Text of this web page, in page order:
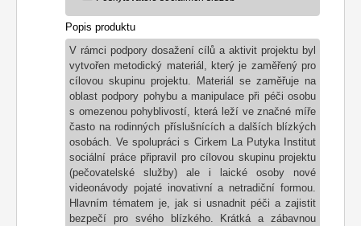
Popis produktu
V rámci podpory dosažení cílů a aktivit projektu byl
vytvořen metodický materiál, který je zaměřený pro
cílovou skupinu projektu. Materiál se zaměřuje na
oblast podpory pohybu a manipulace při péči osobu
s omezenou pohyblivostí, která leží ve značné míře
často na rodinných příslušnících a dalších blízkých
osobách. Ve spolupráci s Cirkem La Putyka Institut
sociální práce připravil pro cílovou skupinu projektu
(pečovatelské služby) ale i laické osoby nové
videonávody pojaté inovativní a netradiční formou.
Hlavním tématem je, jak si usnadnit péči a zajistit
bezpečí pro svého blízkého. Krátká a zábavnou